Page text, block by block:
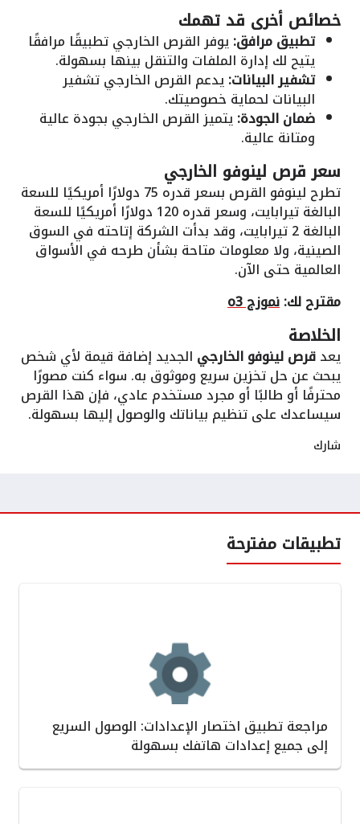
خصائص أخرى قد تهمك
تطبيق مرافق:يوفر القرص الخارجي تطبيقًا مرافقًا
يتيح لك إدارة الملفات والتنقل بينها بسهولة.
تشفير البيانات:يدعم القرص الخارجي تشفير
البيانات لحماية خصوصيتك.
ضمان الجودة:يتميز القرص الخارجي بجودة عالية
ومتانة عالية.
سعرقرص لينوفو الخارجي
تطرح لينوفو القرص بسعر قدره 75 دولارًا أمريكيًا للسعة
البالغة تيرابايت، وسعر قدره 120 دولارًا أمريكيًا للسعة
البالغة 2 تيرابايت، وقد بدأت الشركة إتاحته في السوق
الصينية، ولا معلومات متاحة بشأن طرحه في الأسواق
العالمية حتى الآن.
مقترح لك:نموزج o3
الخلاصة
يعدقرص لينوفو الخارجي الجديد إضافة قيمة لأي شخص
يبحث عن حل تخزين سريع وموثوق به. سواء كنت مصورًا
محترفًا أو طالبًا أو مجرد مستخدم عادي، فإن هذا القرص
سيساعدك على تنظيم بياناتك والوصول إليها بسهولة.
شارك
تطبيقات مفترحة
مراجعة تطبيق اختصار الإعدادات: الوصول السريع
إلى جميع إعدادات هاتفك بسهولة